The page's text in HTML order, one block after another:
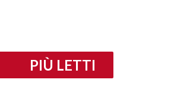
PIÙ LETTI